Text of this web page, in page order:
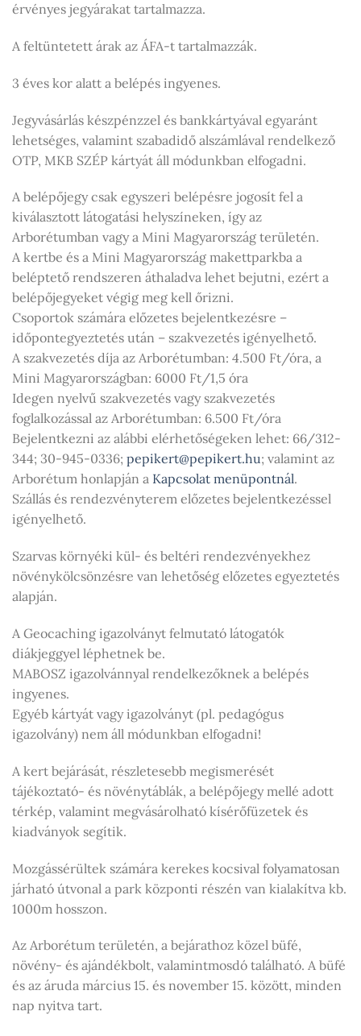
érvényes jegyárakat tartalmazza.
A feltüntetett árak az ÁFA-t tartalmazzák.
3 éves kor alatt a belépés ingyenes.
Jegyvásárlás készpénzzel és bankkártyával egyaránt
lehetséges, valamint szabadidő alszámlával rendelkező
OTP, MKB SZÉP kártyát áll módunkban elfogadni.
A belépőjegy csak egyszeri belépésre jogosít fel a
kiválasztott látogatási helyszíneken, így az
Arborétumban vagy a Mini Magyarország területén.
A kertbe és a Mini Magyarország makettparkba a
beléptető rendszeren áthaladva lehet bejutni, ezért a
belépőjegyeket végig meg kell őrizni.
Csoportok számára előzetes bejelentkezésre –
időpontegyeztetés után – szakvezetés igényelhető.
A szakvezetés díja az Arborétumban: 4.500 Ft/óra, a
Mini Magyarországban: 6000 Ft/1,5 óra
Idegen nyelvű szakvezetés vagy szakvezetés
foglalkozással az Arborétumban: 6.500 Ft/óra
Bejelentkezni az alábbi elérhetőségeken lehet: 66/312-
344; 30-945-0336; pepikert@pepikert.hu; valamint az
Arborétum honlapján a Kapcsolat menüpontnál.
Szállás és rendezvényterem előzetes bejelentkezéssel
igényelhető.
Szarvas környéki kül- és beltéri rendezvényekhez
növénykölcsönzésre van lehetőség előzetes egyeztetés
alapján.
A Geocaching igazolványt felmutató látogatók
diákjeggyel léphetnek be.
MABOSZ igazolvánnyal rendelkezőknek a belépés
ingyenes.
Egyéb kártyát vagy igazolványt (pl. pedagógus
igazolvány) nem áll módunkban elfogadni!
A kert bejárását, részletesebb megismerését
tájékoztató- és növénytáblák, a belépőjegy mellé adott
térkép, valamint megvásárolható kísérőfüzetek és
kiadványok segítik.
Mozgássérültek számára kerekes kocsival folyamatosan
járható útvonal a park központi részén van kialakítva kb.
1000m hosszon.
Az Arborétum területén, a bejárathoz közel büfé,
növény- és ajándékbolt, valamintmosdó található. A büfé
és az áruda március 15. és november 15. között, minden
nap nyitva tart.